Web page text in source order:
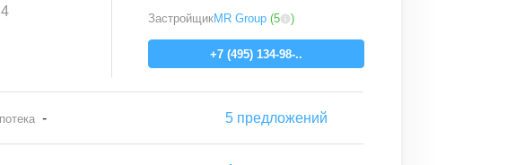
ЗастройщикMR Group (5 )
+7 (495) 134-98-..
- 5 предложений